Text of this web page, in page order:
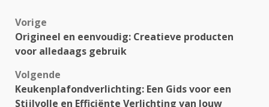
Bericht
navigatie
Vorige
Origineel en eenvoudig: Creatieve producten
voor alledaags gebruik
Volgende
Keukenplafondverlichting: Een Gids voor een
Stijlvolle en Efficiënte Verlichting van Jouw